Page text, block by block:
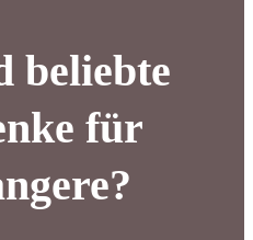
beliebte
für